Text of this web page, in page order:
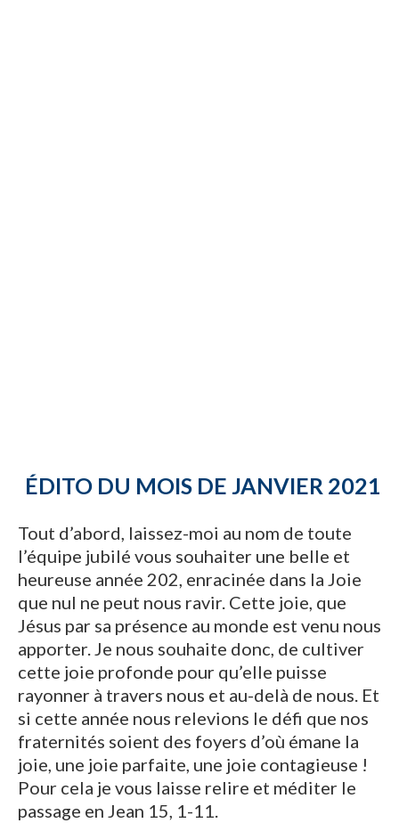
ÉDITO DU MOIS DE JANVIER 2021
Tout d’abord, laissez-moi au nom de toute
l’équipe jubilé vous souhaiter une belle et
heureuse année 202, enracinée dans la Joie
que nul ne peut nous ravir. Cette joie, que
Jésus par sa présence au monde est venu nous
apporter. Je nous souhaite donc, de cultiver
cette joie profonde pour qu’elle puisse
rayonner à travers nous et au-delà de nous. Et
si cette année nous relevions le défi que nos
fraternités soient des foyers d’où émane la
joie, une joie parfaite, une joie contagieuse !
Pour cela je vous laisse relire et méditer le
passage en Jean 15, 1-11.